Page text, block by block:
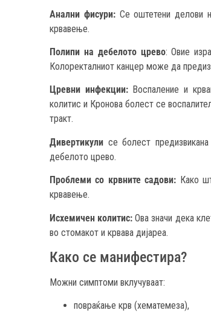
Анални фисури:Се оштетени делови
крвавење.
Полипи на дебелото црево: Овие
Колоректалниот канцер може да
Цревни инфекции:Воспаление и
колитис и Кронова болест се
тракт.
Дивертикули се болест
дебелото црево.
Проблеми со крвните садови: Како
крвавење.
Исхемичен колитис: Ова значи дека
во стомакот и крвава дијареа.
Како се манифестира?
Можни симптоми вклучуваат:
повраќање крв (хематемеза),